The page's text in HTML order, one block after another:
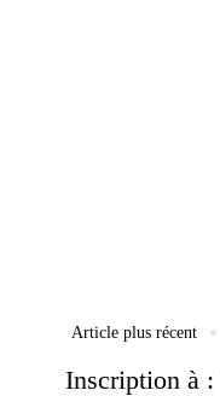
Article plus récent
Inscription à :